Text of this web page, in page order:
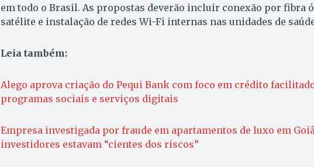
em todo o Brasil. As propostas deverão incluir conexão por fibra
satélite e instalação de redes Wi-Fi internas nas unidades de
Leia também:
Alego aprova criação do Pequi Bank com foco em crédito
programas sociais e serviços digitais
Empresa investigada por fraude em apartamentos de luxo em
investidores estavam “cientes dos riscos”